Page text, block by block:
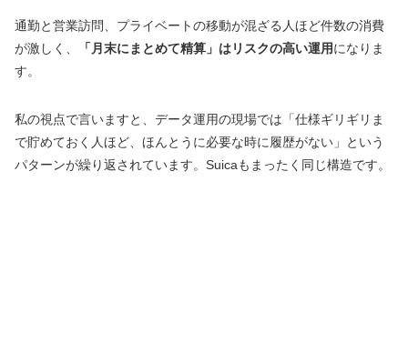
通勤と営業訪問、プライベートの移動が混ざる人ほど件数の消費
が激しく、
「月末にまとめて精算」はリスクの高い運用になりま
す。
私の視点で言いますと、データ運用の現場では「仕様ギリギリま
で貯めておく人ほど、ほんとうに必要な時に履歴がない」という
パターンが繰り返されています。Suicaもまったく同じ構造です。